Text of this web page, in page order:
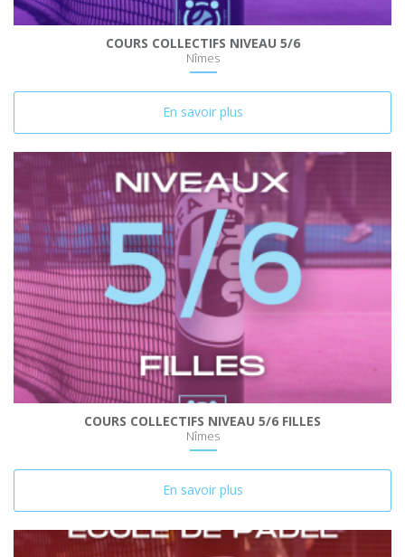
COURS COLLECTIFS NIVEAU 5/6
Nîmes
En savoir plus
COURS COLLECTIFS NIVEAU 5/6 FILLES
Nîmes
En savoir plus